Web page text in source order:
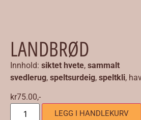
LANDBRØD
Innhold: siktet hvete, sammalt
svedlerug, speltsurdeig, speltkli,
kr75.00,-
LEGG I HANDLEKURV